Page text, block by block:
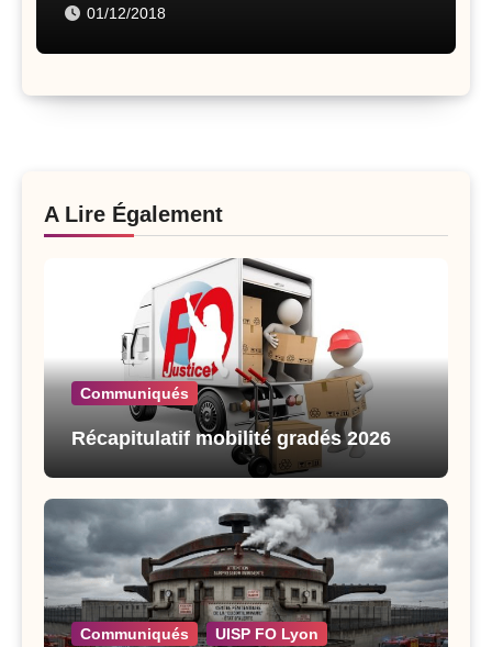
01/12/2018
A Lire Également
Communiqués
Récapitulatif mobilité gradés 2026
Communiqués UISP FO Lyon